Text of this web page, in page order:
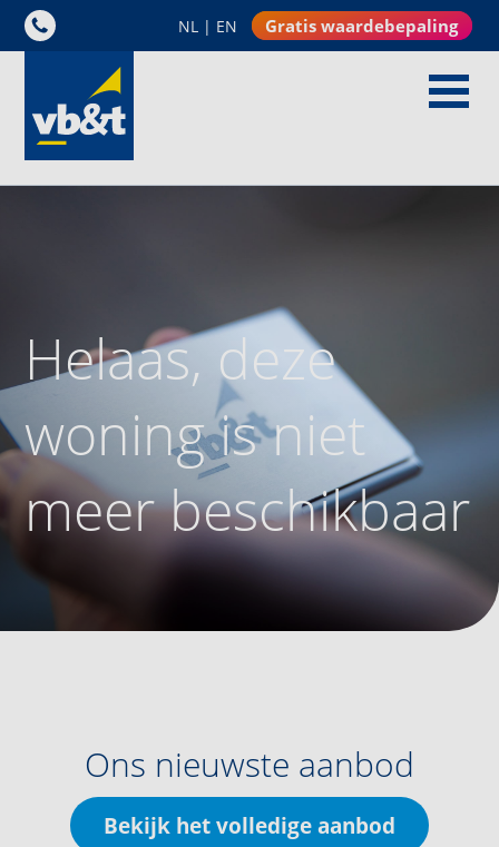
NL | EN Gratis waardebepaling
Helaas, deze
woning is niet
meer beschikbaar
Ons nieuwste aanbod
Bekijk het volledige aanbod